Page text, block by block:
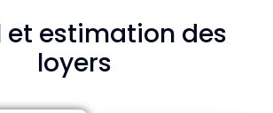
et estimation des
loyers